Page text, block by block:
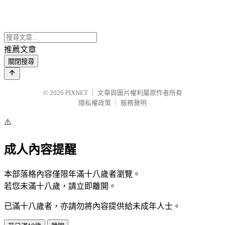
推薦文章
關閉搜尋
© 2026 PIXNET
文章與圖片權利屬原作者所有
隱私權政策
服務聲明
⚠️
成人內容提醒
本部落格內容僅限年滿十八歲者瀏覽。
若您未滿十八歲，請立即離開。
已滿十八歲者，亦請勿將內容提供給未成年人士。